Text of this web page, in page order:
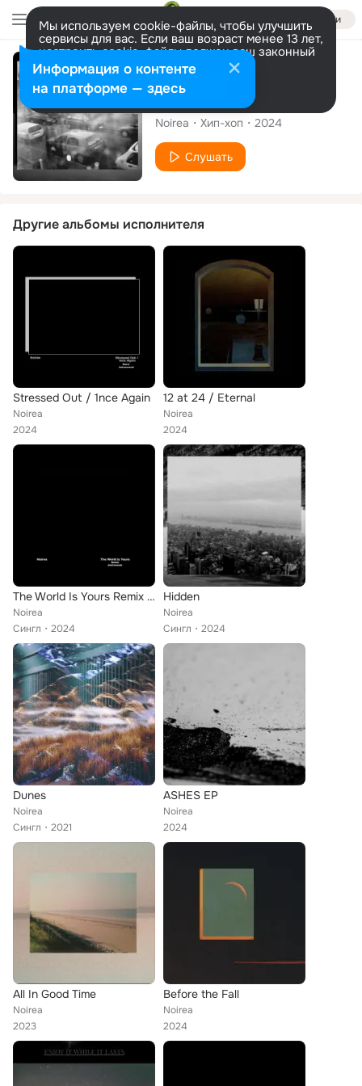
Войти
Мы используем cookie-файлы, чтобы улучшить
сервисы для вас. Если ваш возраст менее 13 лет,
настроить cookie-файлы должен ваш законный
представитель. Больше информации
Разрешить все Настроить
Сингл
Churchill Road
Noirea Хип-хоп 2024
Слушать
Другие альбомы исполнителя
Stressed Out / 1nce Again
Noirea
2024
12 at 24 / Eternal
Noirea
2024
The World Is Yours Remix (Instrumental)
Noirea
Сингл
2024
Hidden
Noirea
Сингл
2024
Dunes
Noirea
Сингл
2021
ASHES EP
Noirea
2024
All In Good Time
Noirea
2023
Before the Fall
Noirea
2024
Информация о контенте
на платформе — здесь